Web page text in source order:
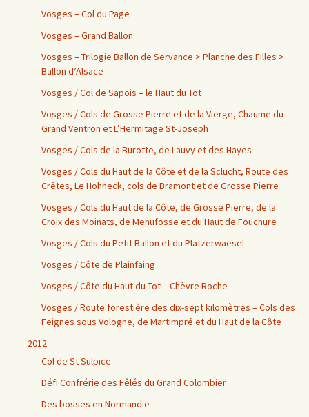
Vosges – Col du Page
Vosges – Grand Ballon
Vosges – Trilogie Ballon de Servance > Planche des Filles >
Ballon d’Alsace
Vosges / Col de Sapois – le Haut du Tot
Vosges / Cols de Grosse Pierre et de la Vierge, Chaume du
Grand Ventron et L’Hermitage St-Joseph
Vosges / Cols de la Burotte, de Lauvy et des Hayes
Vosges / Cols du Haut de la Côte et de la Sclucht, Route des
Crêtes, Le Hohneck, cols de Bramont et de Grosse Pierre
Vosges / Cols du Haut de la Côte, de Grosse Pierre, de la
Croix des Moinats, de Menufosse et du Haut de Fouchure
Vosges / Cols du Petit Ballon et du Platzerwaesel
Vosges / Côte de Plainfaing
Vosges / Côte du Haut du Tot – Chèvre Roche
Vosges / Route forestière des dix-sept kilomètres – Cols des
Feignes sous Vologne, de Martimpré et du Haut de la Côte
2012
Col de St Sulpice
Défi Confrérie des Fêlés du Grand Colombier
Des bosses en Normandie